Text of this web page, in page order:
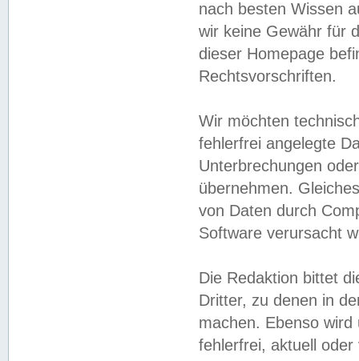
nach besten Wissen
wir keine Gewähr für
dieser Homepage
Rechtsvorschriften.
Wir möchten
fehlerfrei angelegte
Unterbrechungen
übernehmen.
von Daten durch
Software verursacht
Die Redaktion bittet
Dritter, zu denen in
machen. Ebenso
fehlerfrei, aktuell oder